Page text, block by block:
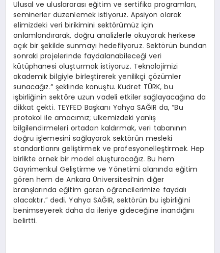
Ulusal ve uluslararası eğitim ve sertifika programları,
seminerler düzenlemek istiyoruz. Apsiyon olarak
elimizdeki veri birikimini sektörümüz için
anlamlandırarak, doğru analizlerle okuyarak herkese
açık bir şekilde sunmayı hedefliyoruz. Sektörün bundan
sonraki projelerinde faydalanabileceği veri
kütüphanesi oluşturmak istiyoruz. Teknolojimizi
akademik bilgiyle birleştirerek yenilikçi çözümler
sunacağız.” şeklinde konuştu. Kudret TÜRK, bu
işbirliğinin sektöre uzun vadeli etkiler sağlayacağına da
dikkat çekti. TEYFED Başkanı Yahya SAĞIR da, “Bu
protokol ile amacımız; ülkemizdeki yanlış
bilgilendirmeleri ortadan kaldırmak, veri tabanının
doğru işlemesini sağlayarak sektörün mesleki
standartlarını geliştirmek ve profesyonelleştirmek. Hep
birlikte örnek bir model oluşturacağız. Bu hem
Gayrimenkul Geliştirme ve Yönetimi alanında eğitim
gören hem de Ankara Üniversitesi’nin diğer
branşlarında eğitim gören öğrencilerimize faydalı
olacaktır.” dedi. Yahya SAĞIR, sektörün bu işbirliğini
benimseyerek daha da ileriye gideceğine inandığını
belirtti.